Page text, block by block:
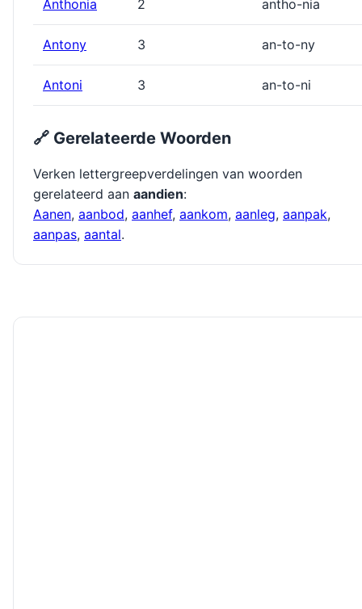
Anthonia 2 antho-nia
Antony 3 an-to-ny
Antoni 3 an-to-ni
🔗 Gerelateerde Woorden
Verken lettergreepverdelingen van woorden
gerelateerd aan aandien:
Aanen, aanbod, aanhef, aankom, aanleg, aanpak,
aanpas, aantal.